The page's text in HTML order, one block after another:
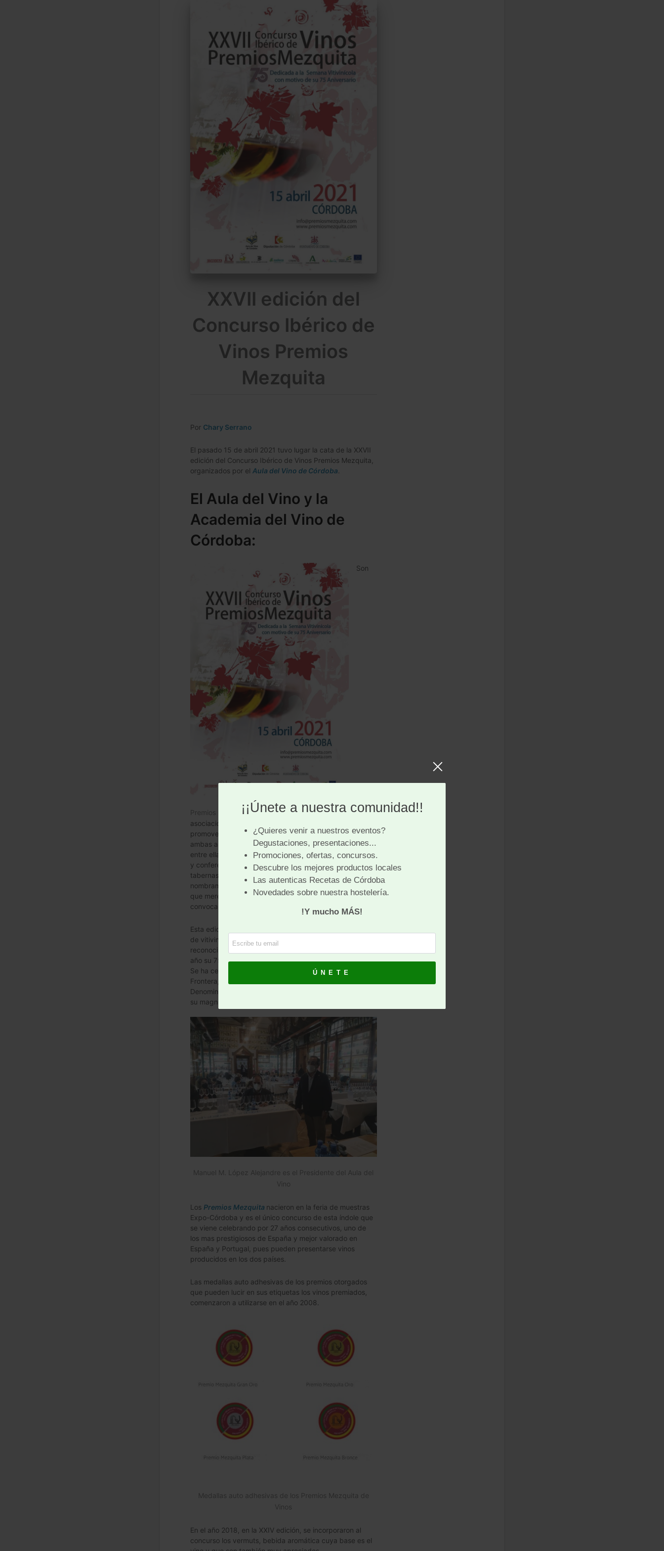
XXVII edición del
Concurso Ibérico de
Vinos Premios
Mezquita
Por Chary Serrano
El pasado 15 de abril 2021 tuvo lugar la cata de la XXVII
edición del Concurso Ibérico de Vinos Premios Mezquita,
organizados por el Aula del Vino de Córdoba
El Aula del Vino y la
Academia del Vino de
Córdoba:
Premios Mezquita
Son
asociaciones culturales, cuyos objetivos se centran en
promover y difundir la cultura enológica. Con este fin,
ambas asociaciones organizan numerosas actividades,
entre ellas cursos de Viticultura, Enología y Cata, charlas
y conferencias, presentaciones, homenajes a las
tabernas, nombramientos de señora de las tabernas,
nombramientos de socios de honor a aquellas personas
que merezcan este galardón y los Premios Mezquita que
convocan a reconocidas marcas y bodegas.
Esta edición ha estado dedicada a la revista profesional
de vitivinicultura y aceites «
reconocimiento a su larga trayectoria, por celebrar este
año su 75 aniversario.
Se ha celebrado en Bodegas Toro Albalá, en Aguilar de la
Frontera, Córdoba. Esta Bodega pertenece a la
Denominación de Origen Montilla-Moriles, y tuvo lugar en
su magnífica Sala de Catas.
Manuel M. López Alejandre es el Presidente del Aula del
Vino
Los Premios Mezquita nacieron en la feria de muestras
Expo-Córdoba y es el único concurso de esta índole que
se viene celebrando por 27 años consecutivos, uno de
los mas prestigiosos de España y mejor valorado en
España y Portugal, pues pueden presentarse vinos
producidos en los dos países.
Las medallas auto adhesivas de los premios otorgados
que pueden lucir en sus etiquetas los vinos premiados,
comenzaron a utilizarse en el año 2008.
Medallas auto adhesivas de los Premios Mezquita de
Vinos
En el año 2018, en la XXIV edición, se incorporaron al
concurso los vermuts, bebida aromática cuya base es el